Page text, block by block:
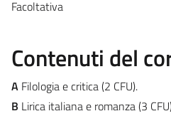
Facoltativa
Contenuti del
A Filologia e critica (2 CFU).
B Lirica italiana e romanza (3